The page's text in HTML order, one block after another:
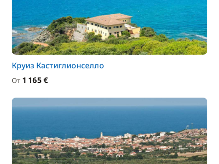
Круиз Кастиглионселло
От 1 165 €